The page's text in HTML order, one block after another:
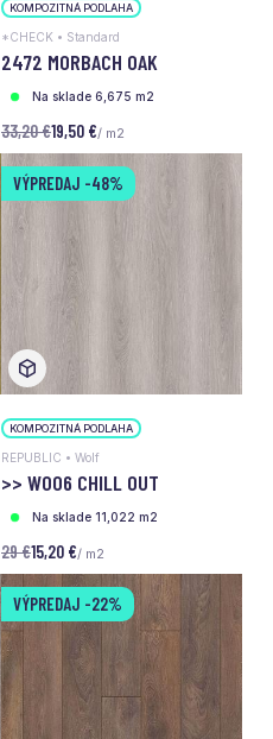
KOMPOZITNÁ PODLAHA
*CHECK • Standard
2472 MORBACH OAK
Na sklade 6,675 m2
33,20 €19,50 €/ m2
VÝPREDAJ -48%
KOMPOZITNÁ PODLAHA
REPUBLIC • Wolf
>> W006 CHILL OUT
Na sklade 11,022 m2
29 €15,20 €/ m2
VÝPREDAJ -22%